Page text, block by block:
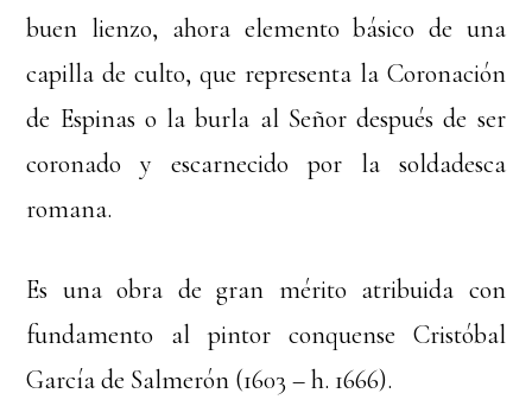
buen lienzo, ahora elemento básico de una
capilla de culto, que representa la Coronación
de Espinas o la burla al Señor después de ser
coronado y escarnecido por la soldadesca
romana.
Es una obra de gran mérito atribuida con
fundamento al pintor conquense Cristóbal
García de Salmerón (1603 – h. 1666).